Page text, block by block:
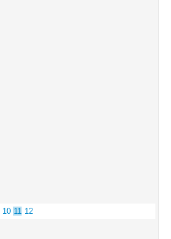
10 11 12